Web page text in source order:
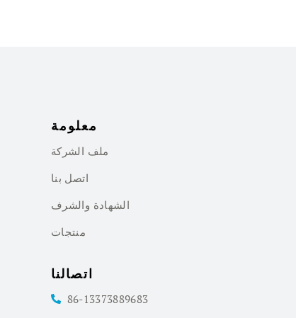
معلومة
ملف الشركة
اتصل بنا
الشهادة والشرف
منتجات
اتصالنا
86-13373889683